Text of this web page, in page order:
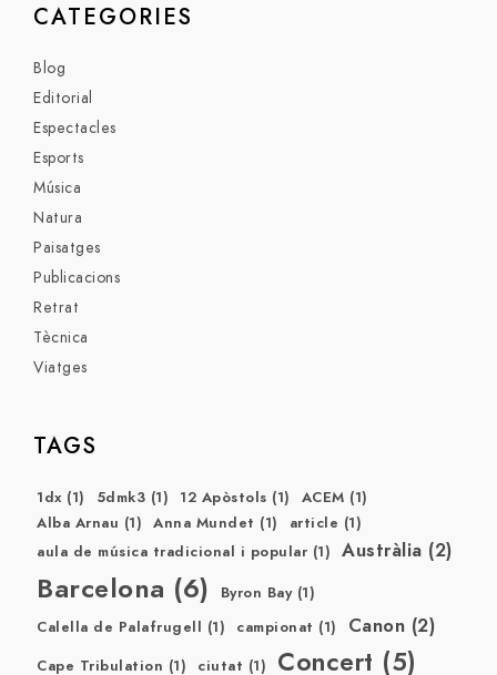
CATEGORIES
Blog
Editorial
Espectacles
Esports
Música
Natura
Paisatges
Publicacions
Retrat
Tècnica
Viatges
TAGS
1dx(1) 5dmk3 (1) 12 Apòstols (1) ACEM (1)
Alba Arnau (1) Anna Mundet (1) article (1)
aula de música tradicional i popular (1) Austràlia (2)
Barcelona (6) Byron Bay(1)
Calella de Palafrugell (1) campionat (1) Canon (2)
Cape Tribulation (1) ciutat (1) Concert (5)